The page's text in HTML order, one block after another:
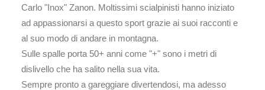
Carlo "Inox" Zanon. Moltissimi scialpinisti hanno iniziato
ad appassionarsi a questo sport grazie ai suoi racconti e
al suo modo di andare in montagna.
Sulle spalle porta 50+ anni come "+" sono i metri di
dislivello che ha salito nella sua vita.
Sempre pronto a gareggiare divertendosi, ma adesso